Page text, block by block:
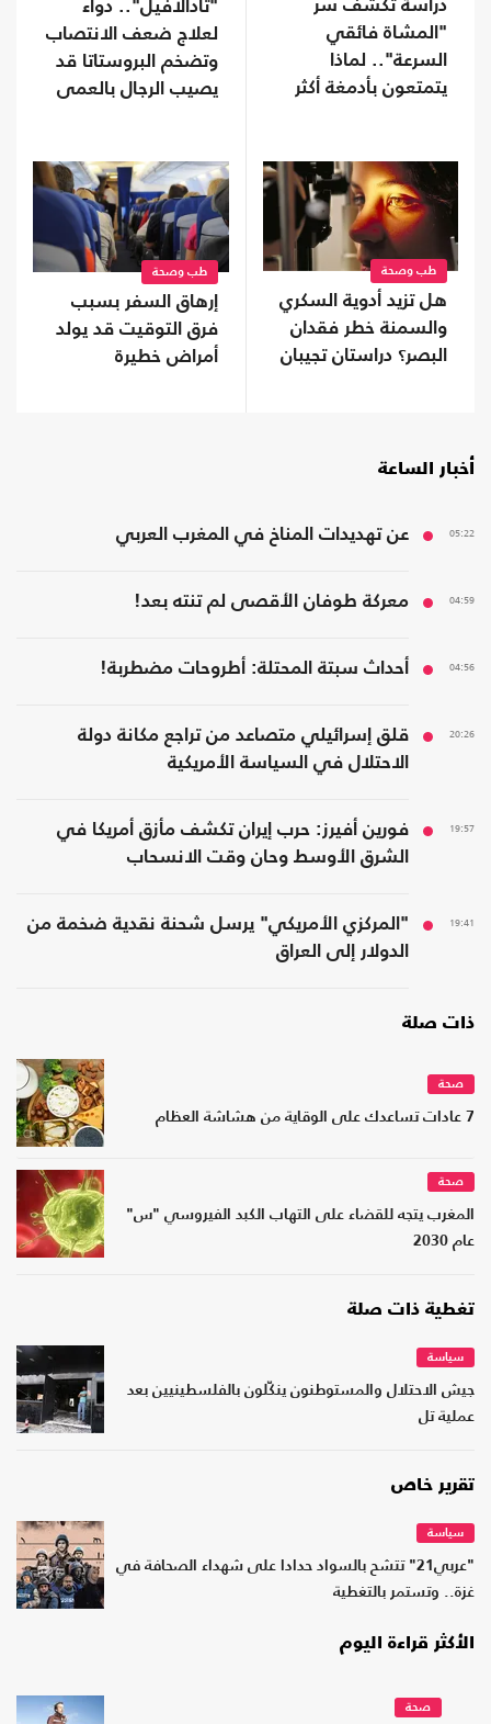
دراسة تكشف سر
"المشاة فائقي
السرعة".. لماذا
يتمتعون بأدمغة أكثر
"تادالافيل".. دواء
لعلاج ضعف الانتصاب
وتضخم البروستاتا قد
يصيب الرجال بالعمى
طب وصحة
هل تزيد أدوية السكري
والسمنة خطر فقدان
البصر؟ دراستان تجيبان
طب وصحة
إرهاق السفر بسبب
فرق التوقيت قد يولد
أمراض خطيرة
أخبار الساعة
05:22 عن تهديدات المناخ في المغرب العربي
04:59 معركة طوفان الأقصى لم تنته بعد!
04:56 أحداث سبتة المحتلة: أطروحات مضطربة!
20:26
قلق إسرائيلي متصاعد من تراجع مكانة دولة
الاحتلال في السياسة الأمريكية
19:57
فورين أفيرز: حرب إيران تكشف مأزق أمريكا في
الشرق الأوسط وحان وقت الانسحاب
19:41
"المركزي الأمريكي" يرسل شحنة نقدية ضخمة من
الدولار إلى العراق
ذات صلة
صحة
7 عادات تساعدك على الوقاية من هشاشة العظام
صحة
المغرب يتجه للقضاء على التهاب الكبد الفيروسي "س"
عام 2030
تغطية ذات صلة
سياسة
جيش الاحتلال والمستوطنون ينكّلون بالفلسطينيين بعد
عملية تل
تقرير خاص
سياسة
"عربي21" تتشح بالسواد حدادا على شهداء الصحافة في
غزة.. وتستمر بالتغطية
الأكثر قراءة اليوم
صحة